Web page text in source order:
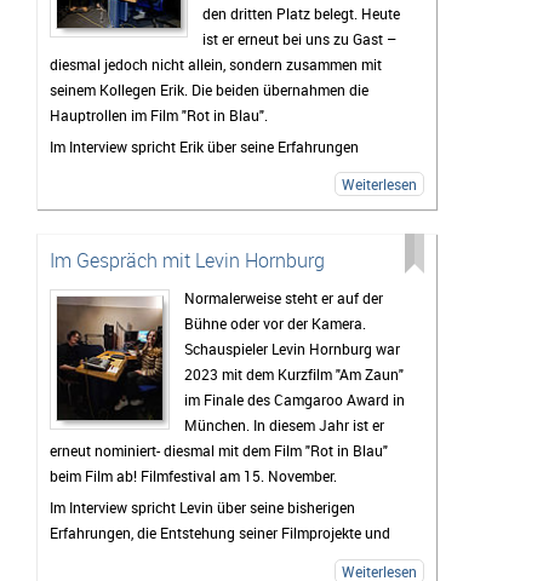
Entstehung von "Lost Boy" sowie seine persönlichen
Gedanken und Intentionen hinter dem Buch zu
sprechen. Dabei ging es unter anderem um
Schubladendenken, Arbeit und die Medienwelt, Musik –
und viele weitere spannende und kontroverse Themen.
den dritten Platz belegt. Heute
ist er erneut bei uns zu Gast –
diesmal jedoch nicht allein, sondern zusammen mit
seinem Kollegen Erik. Die beiden übernahmen die
Hauptrollen im Film "Rot in Blau".
Im Interview spricht Erik über seine Erfahrungen
während der Dreharbeiten und gibt spannende
Einblicke hinter die Kulissen des Projekts. Gemeinsam
Filmprojekten, an denen sie derzeit arbeiten.
Weiterlesen
Im Gespräch mit Levin Hornburg
Normalerweise steht er auf der
Bühne oder vor der Kamera.
Schauspieler Levin Hornburg war
2023 mit dem Kurzfilm "Am Zaun"
im Finale des Camgaroo Award in
München. In diesem Jahr ist er
erneut nominiert- diesmal mit dem Film "Rot in Blau"
beim Film ab! Filmfestival am 15. November.
Im Interview spricht Levin über seine bisherigen
Erfahrungen, die Entstehung seiner Filmprojekte und
Weiterlesen